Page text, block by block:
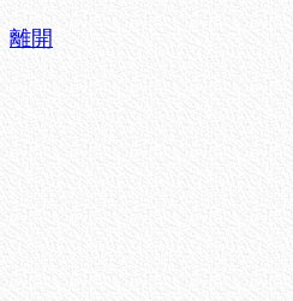
離開